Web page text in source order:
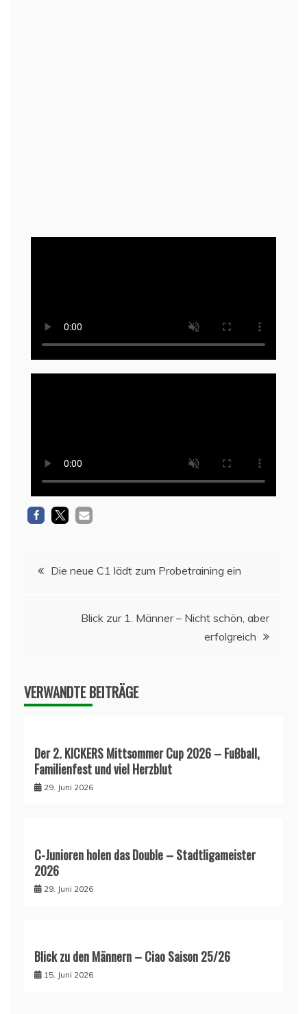
Die neue C1 lädt zum Probetraining ein
Blick zur 1. Männer – Nicht schön, aber
erfolgreich
VERWANDTE BEITRÄGE
Der 2. KICKERS Mittsommer Cup 2026 – Fußball,
Familienfest und viel Herzblut
29. Juni 2026
C-Junioren holen das Double – Stadtligameister
2026
29. Juni 2026
Blick zu den Männern – Ciao Saison 25/26
15. Juni 2026